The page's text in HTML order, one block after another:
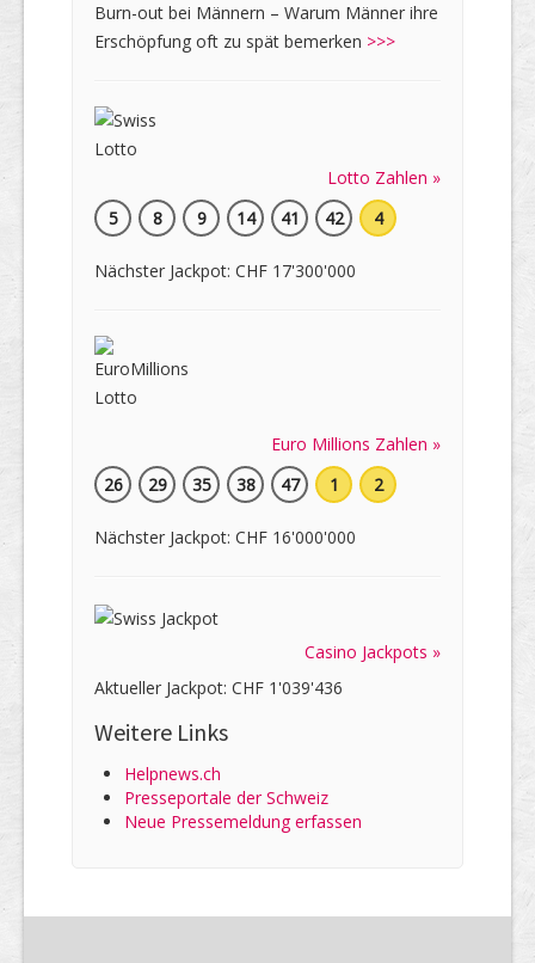
Burn-out bei Männern – Warum Männer ihre
Erschöpfung oft zu spät bemerken >>>
Lotto Zahlen »
5
8 9 14 41 42 4
Nächster Jackpot: CHF 17'300'000
Euro Millions Zahlen »
26
29 35 38 47 1 2
Nächster Jackpot: CHF 16'000'000
Casino Jackpots »
Aktueller Jackpot: CHF 1'039'436
Weitere Links
Helpnews.ch
Presseportale der Schweiz
Neue Pressemeldung erfassen